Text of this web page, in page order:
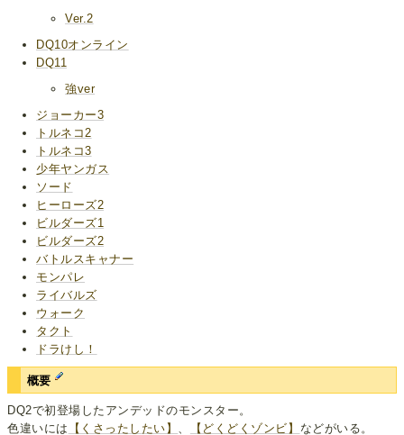
Ver.2
DQ10オンライン
DQ11
強ver
ジョーカー3
トルネコ2
トルネコ3
少年ヤンガス
ソード
ヒーローズ2
ビルダーズ1
ビルダーズ2
バトルスキャナー
モンパレ
ライバルズ
ウォーク
タクト
ドラけし！
概要
DQ2で初登場したアンデッドのモンスター。
色違いには
【くさったしたい】 【どくどくゾンビ】 などがいる。